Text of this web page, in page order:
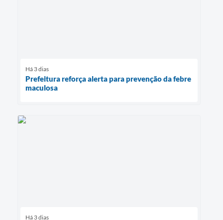
Há 3 dias
Prefeitura reforça alerta para prevenção da febre
maculosa
Há 3 dias